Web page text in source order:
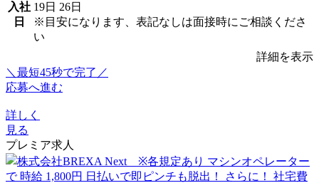
入社
日
19日 26日
※目安になります、表記なしは面接時にご相談くださ
い
詳細を表示
＼最短45秒で完了／
応募へ進む
詳しく
見る
プレミア求人